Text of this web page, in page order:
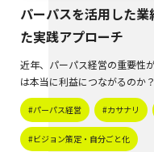
パーパスを活用した
た実践アプローチ
近年、パーパス経営の重要性
は本当に利益につながるのか
#パーパス経営 #カサナリ
#ビジョン策定・自分ごと化